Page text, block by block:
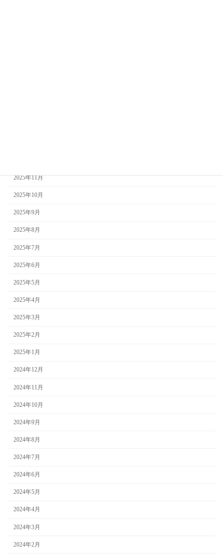
2025年11月
2025年10月
2025年9月
2025年8月
2025年7月
2025年6月
2025年5月
2025年4月
2025年3月
2025年2月
2025年1月
2024年12月
2024年11月
2024年10月
2024年9月
2024年8月
2024年7月
2024年6月
2024年5月
2024年4月
2024年3月
2024年2月